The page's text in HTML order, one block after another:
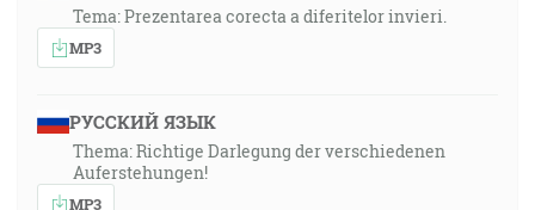
Tema: Prezentarea corecta a diferitelor invieri.
MP3
РУССКИЙ ЯЗЫК
Thema: Richtige Darlegung der verschiedenen
Auferstehungen!
MP3